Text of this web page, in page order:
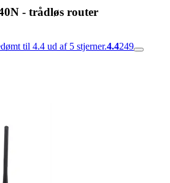
- trådløs router
til 4.4 ud af 5 stjerner.4.4249